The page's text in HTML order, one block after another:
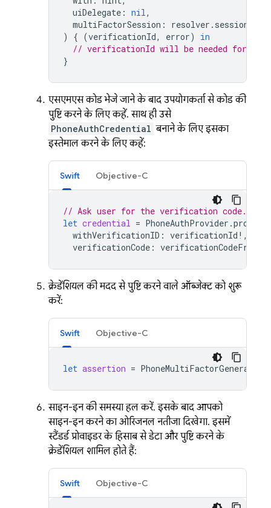
uiDelegate : nil ,
multiFactorSession : resolver . session
)
{ (verificationId, error)
in
// verificationId will be needed for
}
एसएमएस कोड भेजे जाने के बाद, उपयोगकर्ता से कोड की
पुष्टि करने के लिए कहें. साथ ही, उसे
PhoneAuthCredential बनाने के लिए इसका
इस्तेमाल करने के लिए कहें:
Swift Objective-C
// Ask user for the verification code.
let credential = PhoneAuthProvider .
withVerificationID : verificationId !,
verificationCode :
क्रेडेंशियल की मदद से, पुष्टि करने वाले ऑब्जेक्ट को शुरू
करें:
Swift Objective-C
let assertion = PhoneMultiFactorGenerator
साइन-इन की समस्या हल करें. इसके बाद, आपको
साइन-इन करने का ओरिजनल नतीजा दिखेगा. इसमें,
स्टैंडर्ड प्रोवाइडर के हिसाब से डेटा और पुष्टि करने के
क्रेडेंशियल शामिल होते हैं:
Swift Objective-C